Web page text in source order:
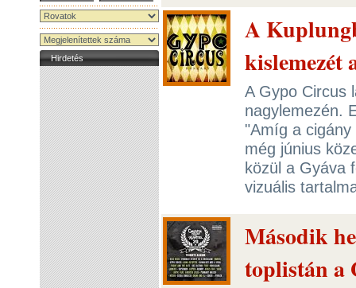
Hirdetés
A
kislemezét
A Gypo Circus
nagylemezén.
"Amíg a
még június
közül a Gyáva
vizuális
Második
toplistán a